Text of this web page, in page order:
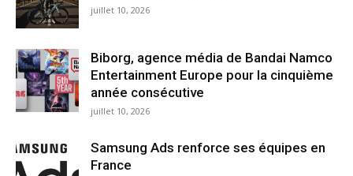
juillet 10, 2026
Biborg, agence média de Bandai Namco
Entertainment Europe pour la cinquième
année consécutive
juillet 10, 2026
Samsung Ads renforce ses équipes en
France